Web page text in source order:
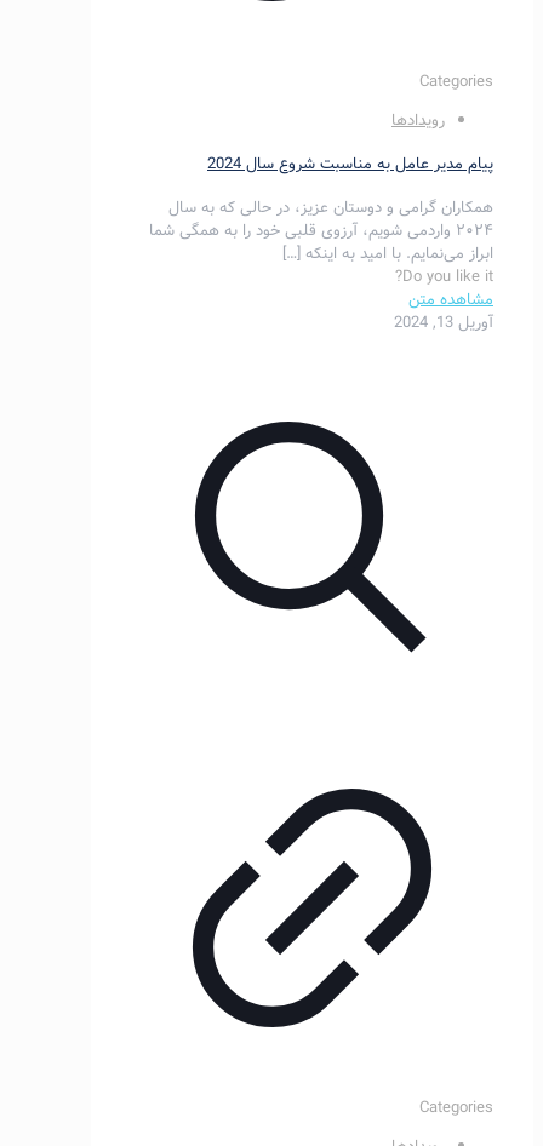
Categories
رویدادها
پیام مدیر عامل به مناسبت شروع سال 2024
همکاران گرامی و دوستان عزیز، در حالی که به سال
۲۰۲۴ واردمی شویم، آرزوی قلبی خود را به همگی شما
ابراز می‌نمایم. با امید به اینکه […]
Do you like it?
مشاهده متن
آوریل 13, 2024
Categories